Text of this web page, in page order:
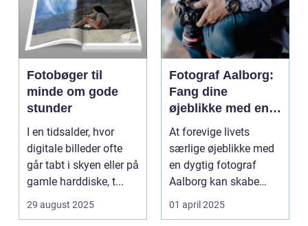
Fotobøger til
minde om gode
stunder
I en tidsalder, hvor
digitale billeder ofte
går tabt i skyen eller på
gamle harddiske, t...
29 august 2025
Fotograf Aalborg:
Fang dine
øjeblikke med en
professionel
fotograf
At forevige livets
særlige øjeblikke med
en dygtig fotograf
Aalborg kan skabe
minder, d...
01 april 2025